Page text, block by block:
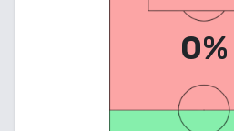
0%